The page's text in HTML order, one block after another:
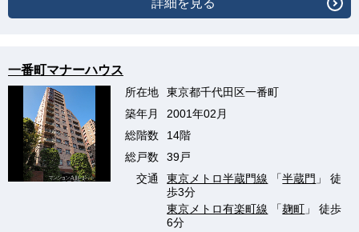
詳細を見る
一番町マナーハウス
所在地
東京都千代田区一番町
築年月
2001年02月
総階数
14階
総戸数
39戸
交通
東京メトロ半蔵門線 「半蔵門 」 徒
歩3分
東京メトロ有楽町線 「麹町 」 徒歩
6分